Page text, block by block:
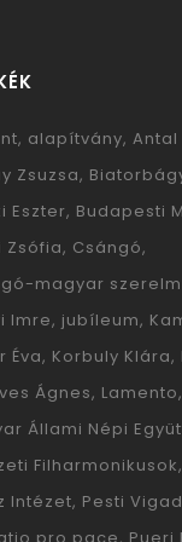
alapítvány Antal
Zsuzsa
Eszter Budapesti
Zsófia Csángó
magyar
Imre jubíleum
Éva Korbuly Klára
Ágnes Lamento
Állami Népi
Filharmonikusok
Intézet Pesti